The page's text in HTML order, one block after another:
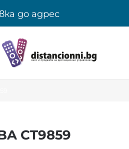
до адрес
CT9859